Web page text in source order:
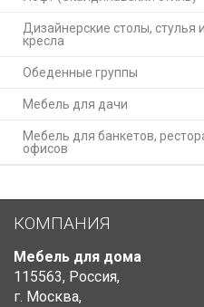
Дизайнерские столы, стулья и
кресла
Обеденные группы
Мебель для дачи
Мебель для банкетов,
офисов
КОМПАНИЯ
Мебель для дома
115563, Россия,
г. Москва,